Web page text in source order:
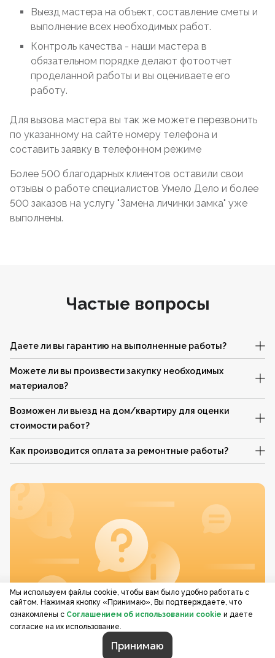
Выезд мастера на объект, составление сметы и
выполнение всех необходимых работ.
Контроль качества - наши мастера в
обязательном порядке делают фотоотчет
проделанной работы и вы оцениваете его
работу.
Для вызова мастера вы так же можете перезвонить
по указанному на сайте номеру телефона и
составить заявку в телефонном режиме
Более 500 благодарных клиентов оставили свои
отзывы о работе специалистов Умело Дело и более
500 заказов на услугу "Замена личинки замка" уже
выполнены.
Частые вопросы
Даете ли вы гарантию на выполненные работы?
Можете ли вы произвести закупку необходимых
материалов?
Возможен ли выезд на дом/квартиру для оценки
стоимости работ?
Как производится оплата за ремонтные работы?
Мы используем файлы cookie, чтобы вам было удобно работать с
сайтом. Нажимая кнопку «Принимаю», Вы подтверждаете, что
ознакомлены с Соглашением об использовании cookie и даете
согласие на их использование.
Принимаю